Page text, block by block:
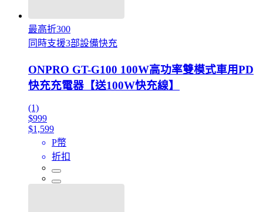
最高折300
同時支援3部設備快充
ONPRO GT-G100 100W高功率雙模式車用PD
快充充電器【送100W快充線】
(1)
$999
$1,599
P幣
折扣